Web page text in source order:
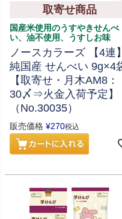
取寄せ商品
国産米使用のうすやきせんべ
い、油不使用、うすしお味
ノースカラーズ 【4連】
純国産 せんべい 9g×4
【取寄せ・月木AM8：
30〆⇒火金入荷予定】
（No.30035）
販売価格 ¥270税込